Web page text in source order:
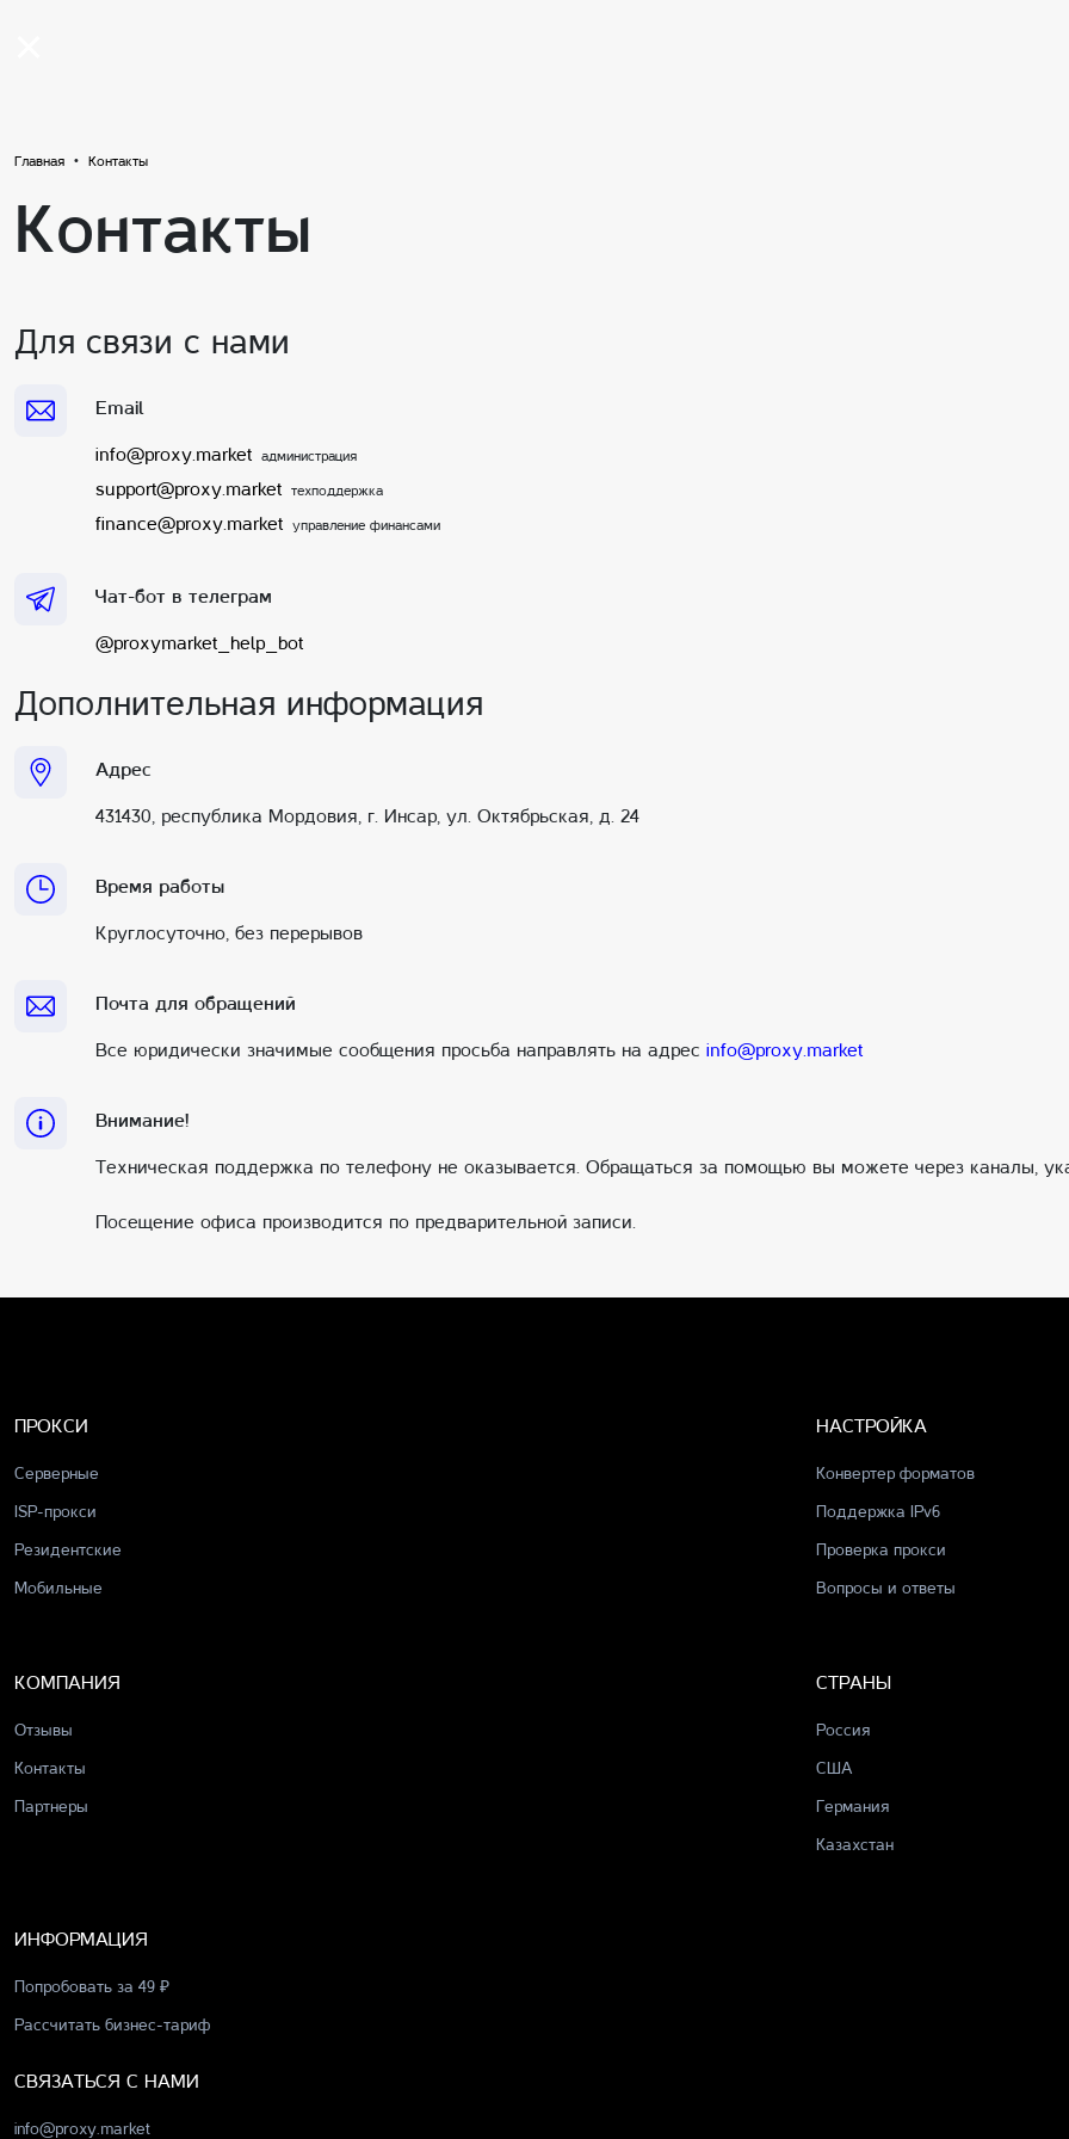
Главная Контакты
Контакты
Для связи с нами
Email
info@proxy.market администрация
support@proxy.market техподдержка
finance@proxy.market управление финансами
Чат-бот в телеграм
@proxymarket_help_bot
Дополнительная информация
Адрес
431430, республика Мордовия, г. Инсар, ул. Октябрьская, д. 24
Время работы
Круглосуточно, без перерывов
Почта для обращений
Все юридически значимые сообщения просьба направлять на адрес info@proxy.market
Внимание!
Техническая поддержка по телефону не оказывается. Обращаться за помощью вы можете через каналы,
Посещение офиса производится по предварительной записи.
ПРОКСИ
Серверные
ISP-прокси
Резидентские
Мобильные
НАСТРОЙКА
Конвертер форматов
Поддержка IPv6
Проверка прокси
Вопросы и ответы
КОМПАНИЯ
Отзывы
Контакты
Партнеры
СТРАНЫ
Россия
США
Германия
Казахстан
ИНФОРМАЦИЯ
Попробовать за 49 ₽
Рассчитать бизнес-тариф
СВЯЗАТЬСЯ С НАМИ
info@proxy.market